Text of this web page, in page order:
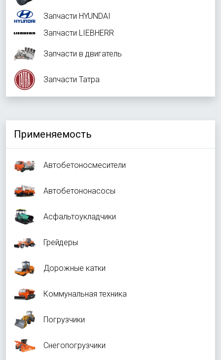
Запчасти HYUNDAI
Запчасти LIEBHERR
Запчасти в двигатель
Запчасти Татра
Применяемость
Автобетоносмесители
Автобетононасосы
Асфальтоукладчики
Грейдеры
Дорожные катки
Коммунальная техника
Погрузчики
Снегопогрузчики